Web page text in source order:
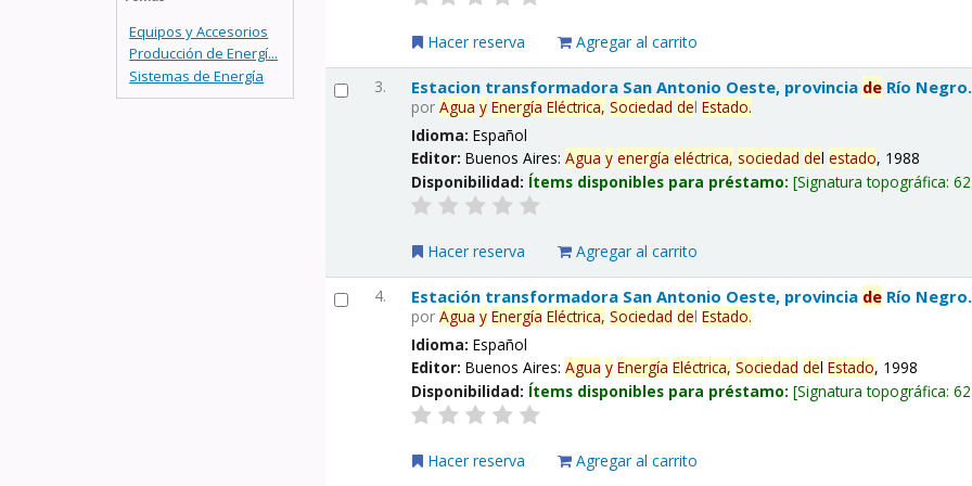
Equipos y Accesorios
Producción de Energí...
Sistemas de Energía
Hacer reserva Agregar al carrito
3. Estacion transformadora San Antonio Oeste, provincia de Río Negro.
porAgua y Energía Eléctrica, Sociedad delEstado.
Idioma:Español
Editor:Buenos Aires:Agua y energía eléctrica, sociedad delestado, 1988
Disponibilidad: Ítems disponibles para préstamo: Signatura topográfica:
Hacer reserva Agregar al carrito
4. Estación transformadora San Antonio Oeste, provincia de Río Negro.
porAgua y Energía Eléctrica, Sociedad delEstado.
Idioma:Español
Editor:Buenos Aires:Agua y Energía Eléctrica, Sociedad delEstado, 1998
Disponibilidad: Ítems disponibles para préstamo: Signatura topográfica:
Hacer reserva Agregar al carrito